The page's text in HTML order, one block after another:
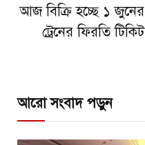
আজ বিক্রি হচ্ছে ১ জুনের
ট্রেনের ফিরতি টিকিট
আরো সংবাদ পড়ুন